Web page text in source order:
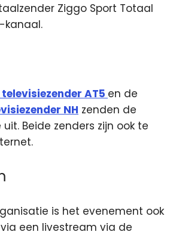
Ziggo Sport Totaal
kanaal.
AT5 en de
NH zenden de
Beide zenders zijn ook te
is het evenement ook
een livestream via de